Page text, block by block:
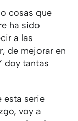
cosas que
ha sido
a las
de mejorar en
doy tantas
esta serie
voy a